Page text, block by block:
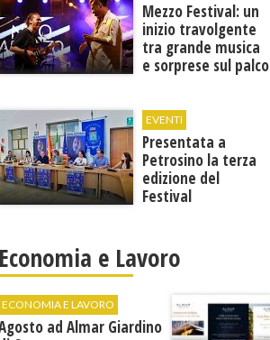
Mezzo Festival: un
inizio travolgente
tra grande musica
e sorprese sul palco
EVENTI
Presentata a
Petrosino la terza
edizione del
Festival
"Voci dal
Mediterraneo"
Economia e Lavoro
ECONOMIA E LAVORO
ad Almar Giardino